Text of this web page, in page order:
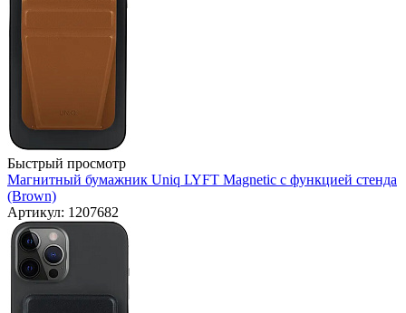
Быстрый просмотр
Магнитный бумажник Uniq LYFT Magnetic с функцией стенда
(Brown)
Артикул: 1207682